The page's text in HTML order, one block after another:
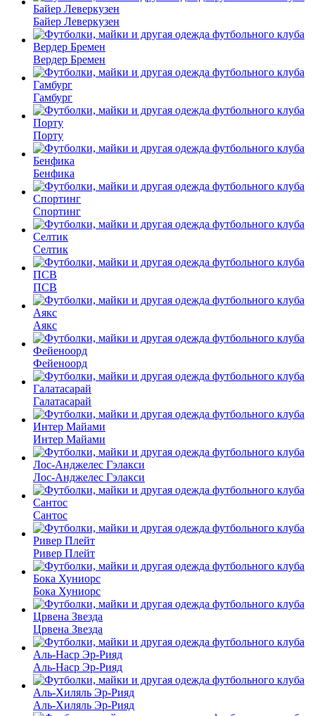
Байер Леверкузен
Вердер Бремен
Гамбург
Порту
Бенфика
Спортинг
Селтик
ПСВ
Аякс
Фейеноорд
Галатасарай
Интер Майами
Лос-Анджелес Гэлакси
Сантос
Ривер Плейт
Бока Хуниорс
Црвена Звезда
Аль-Наср Эр-Рияд
Аль-Хиляль Эр-Рияд